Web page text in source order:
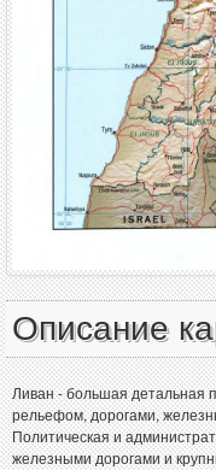
Описание
Ливан - большая детальная
рельефом, дорогами,
Политическая и
железными дорогами и